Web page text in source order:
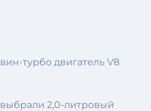
турбо двигатель V8
выбрали 2,0-литровый